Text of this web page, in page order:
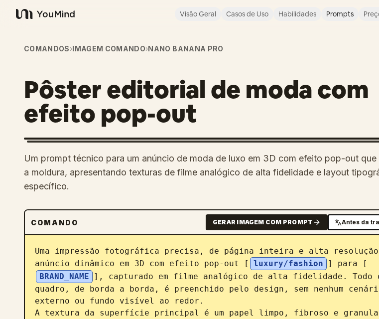
YouMind
Visão Geral Casos de Uso Habilidades Prompts
COMANDOS›IMAGEM COMANDO›NANO BANANA PRO
Pôster editorial de moda com
efeito pop-out
Um prompt técnico para um anúncio de moda de luxo em 3D com efeito pop-out que
a moldura, apresentando texturas de filme analógico de alta fidelidade e layout
específico.
COMANDO GERAR IMAGEM COM PROMPT Antes da
Uma impressão fotográfica precisa, de página inteira e alta resolução
anúncio dinâmico em 3D com efeito pop-out [
luxury/fashion
] para [
BRAND_NAME
], capturado em filme analógico de alta fidelidade. Todo
quadro, de borda a borda, é preenchido pelo design, sem nenhum
externo ou fundo visível ao redor.
A textura da superfície principal é um papel limpo, fibroso e